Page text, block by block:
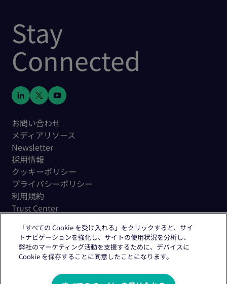
Stay
Connected
お問い合わせ
メディアリソース
Newsletter
採用情報
クッキーポリシー
プライバシーポリシー
利用規約
Trust Center
「すべての Cookie を受け入れる」をクリックすると、サイ
トナビゲーションを強化し、サイトの使用状況を分析し、
弊社のマーケティング活動を支援するために、デバイスに
Cookie を保存することに同意したことになります。